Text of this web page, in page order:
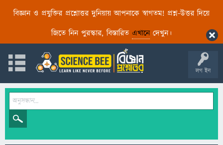
বিজ্ঞান ও প্রযুক্তির প্রশ্নোত্তর দুনিয়ায় আপনাকে স্বাগতম! প্রশ্ন-উত্তর দিয়ে
জিতে নিন পুরস্কার, বিস্তারিত এখানেদেখুন।
লগ ইন